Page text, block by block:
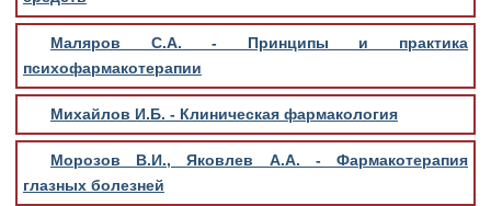
Маляров С.А. - Принципы и практика
психофармакотерапии
Михайлов И.Б. - Клиническая фармакология
Морозов В.И., Яковлев А.А. - Фармакотерапия
глазных болезней